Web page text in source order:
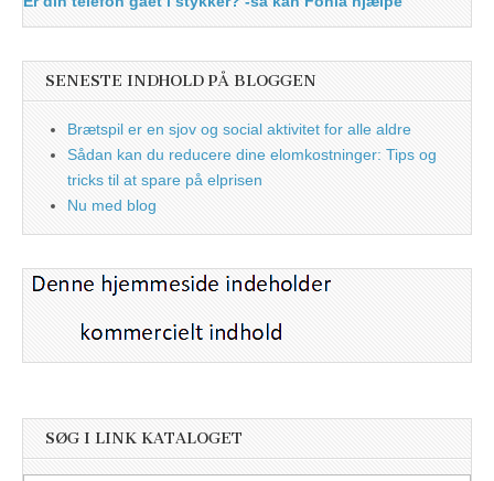
SENESTE INDHOLD PÅ BLOGGEN
Brætspil er en sjov og social aktivitet for alle aldre
Sådan kan du reducere dine elomkostninger: Tips og
tricks til at spare på elprisen
Nu med blog
SØG I LINK KATALOGET